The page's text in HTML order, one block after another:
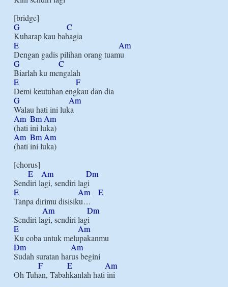
G
C
E
Am
G
C
E
F
G
Am
Am Bm Am
Am Bm Am
(hati ini luka)
[chorus]
E
Am
Dm
E
Am
E
Tanpa dirimu disisiku…
Am
Dm
E
Am
Dm
Am
Sudah suratan harus begini
F
E
Am
Oh Tuhan, Tabahkanlah hati ini